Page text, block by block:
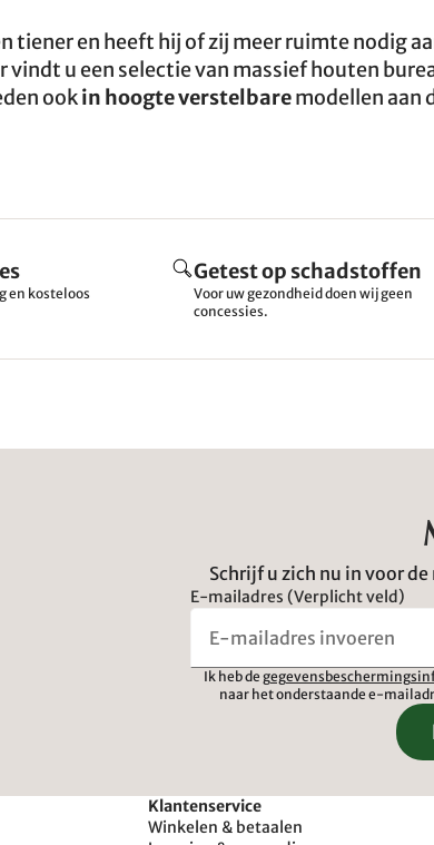
tiener en heeft hij of zij meer ruimte nodig
vindt u een selectie van massief houten
ookin hoogte verstelbaremodellen aan
en kosteloos
Getest op schadstoffen
Voor uw gezondheid doen wij geen
concessies.
Schrijf u zich nu in voor
E-mailadres (Verplicht veld)
Ik heb de
naar het onderstaande e-
Klantenservice
Winkelen & betaalen